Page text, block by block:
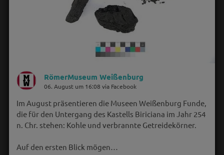
RömerMuseum Weißenburg
06. August um 16:08 via Facebook
Im August präsentieren die Museen Weißenburg Funde,
die für den Untergang des Kastells Biriciana im Jahr 254
n. Chr. stehen: Kohle und verbrannte Getreidekörner.
Auf den ersten Blick mögen…